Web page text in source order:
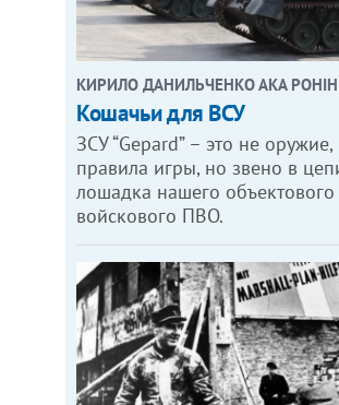
КИРИЛО ДАНИЛЬЧЕНКО АКА РОНІН
Кошачьи для ВСУ
ЗСУ “Gepard” – это не
правила игры, но звено в
лошадка нашего объектового
войскового ПВО.